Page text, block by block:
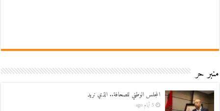
منبر حر
المجلس الوطني للصحافة.. الذي نريد
5 أيام ago